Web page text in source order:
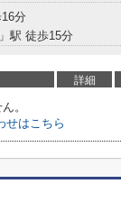
分
」駅 徒歩15分
詳細
。
せはこちら